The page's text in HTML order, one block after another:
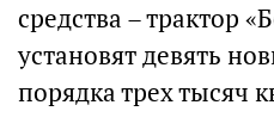
средства – трактор
установят девять
порядка трех тысяч